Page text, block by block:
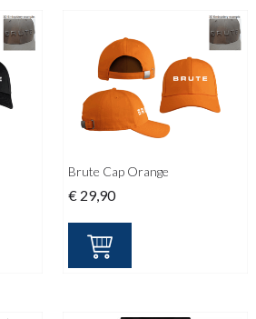
Brute Cap Orange
€ 29,90